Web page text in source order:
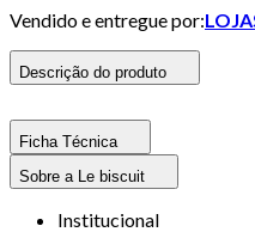
Vendido e entregue por:
Descrição do produto
Ficha Técnica
Sobre a Le biscuit
Institucional